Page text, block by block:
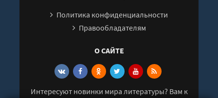
Политика конфиденциальности
Правообладателям
О САЙТЕ
Интересуют новинки мира литературы? Вам к